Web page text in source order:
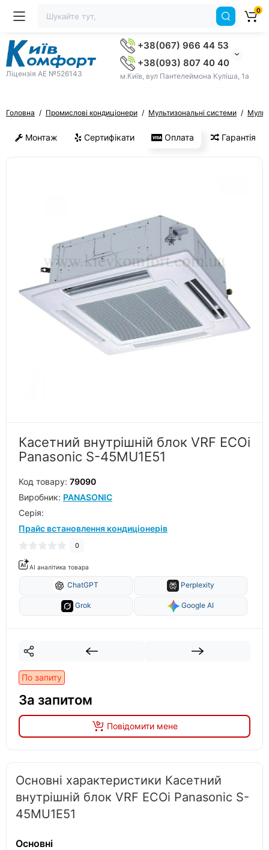
Ліцензія AE №526143
+38(067) 966 44 53
+38(093) 807 40 40
м.Київ, вул Пантелеймона Куліша, 1а
0
Головна Промислові кондиціонери Мультизональні системи
Монтаж Сертифікати Оплата Гарантія
Касетний внутрішній блок VRF ECOi
Panasonic S-45MU1E51
Код товару: 79090
Виробник: PANASONIC
Серiя:
Прайс встановлення кондиціонерів
0
AI аналітика товара
ChatGPT Perplexity
Grok Google AI
По запиту
За запитом
Повідомити мене
Основні характеристики Касетний
внутрішній блок VRF ECOi Panasonic S-
45MU1E51
Основні